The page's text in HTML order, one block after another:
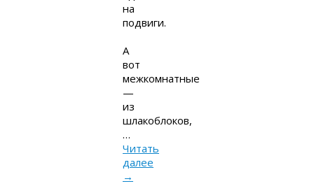
на
подвиги.
А
вот
межкомнатные
—
из
шлакоблоков,
…
Читать
далее
→